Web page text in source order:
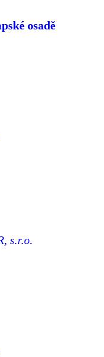
osadě
s.r.o.